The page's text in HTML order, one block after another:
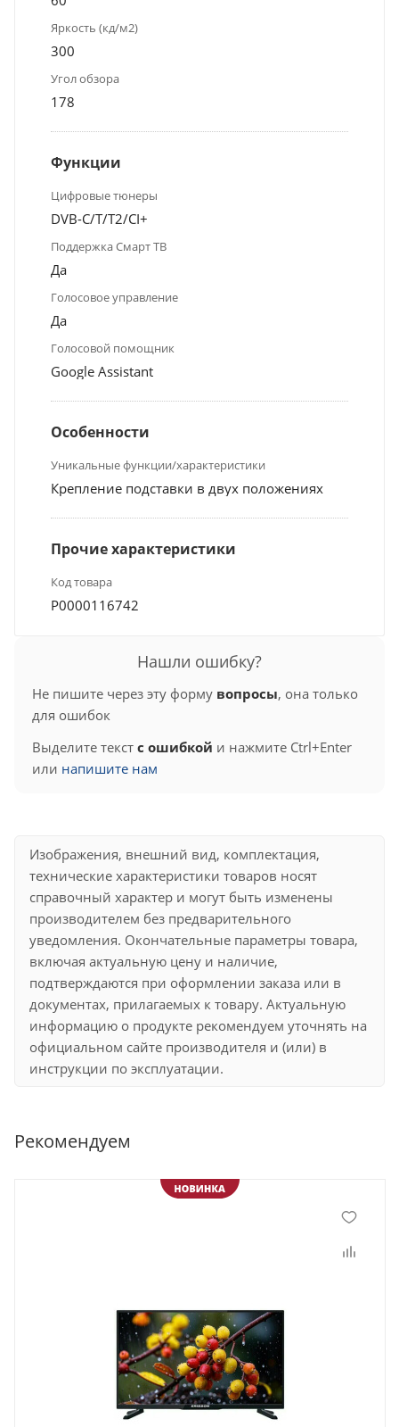
Яркость (кд/м2)
300
Угол обзора
178
Функции
Цифровые тюнеры
DVB-C/T/T2/CI+
Поддержка Смарт ТВ
Да
Голосовое управление
Да
Голосовой помощник
Google Assistant
Особенности
Уникальные функции/характеристики
Крепление подставки в двух положениях
Прочие характеристики
Код товара
Р0000116742
Нашли ошибку?
Не пишите через эту форму вопросы, она только
для ошибок
Выделите текст с ошибкой и нажмите Ctrl+Enter
или напишите нам
Изображения, внешний вид, комплектация,
технические характеристики товаров носят
справочный характер и могут быть изменены
производителем без предварительного
уведомления. Окончательные параметры товара,
включая актуальную цену и наличие,
подтверждаются при оформлении заказа или в
документах, прилагаемых к товару. Актуальную
информацию о продукте рекомендуем уточнять на
официальном сайте производителя и (или) в
инструкции по эксплуатации.
Рекомендуем